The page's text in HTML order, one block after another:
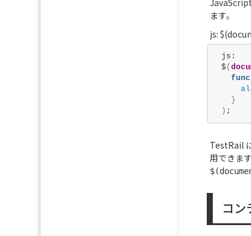
ます。
js:
js:
$(
}
) ;
TestRail
用できま
コン